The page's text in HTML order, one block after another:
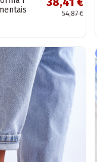
54,87 €